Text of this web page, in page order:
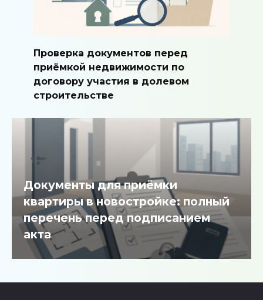
Проверка документов перед
приёмкой недвижимости по
договору участия в долевом
строительстве
Документы для приёмки
квартиры в новостройке: полный
перечень перед подписанием
акта